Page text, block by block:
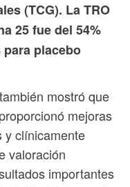
(TCG). La TRO
25 fue del 54%
placebo
mostró que
mejoras
y clínicamente
valoración
importantes